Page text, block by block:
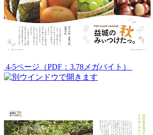
4-5ページ（PDF：3.78メガバイト）